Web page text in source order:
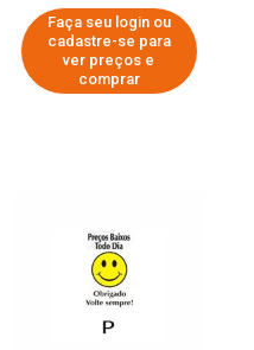
Faça seu login ou
cadastre-se para
ver preços e
comprar